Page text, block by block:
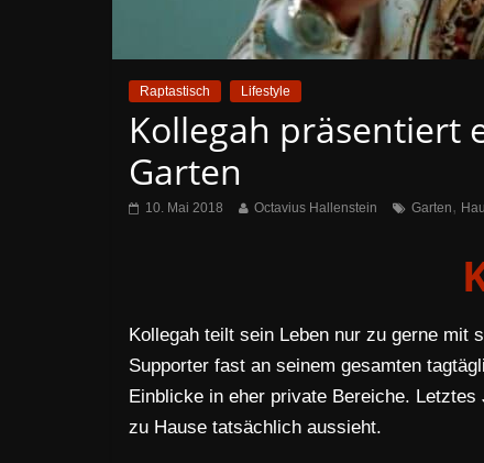
Raptastisch Lifestyle
Kollegah präsentiert
Garten
10. Mai 2018 Octavius Hallenstein Garten,
Kollegah teilt sein Leben nur zu gerne mit
Supporter fast an seinem gesamten
Einblicke in eher private Bereiche.
zu Hause tatsächlich aussieht.